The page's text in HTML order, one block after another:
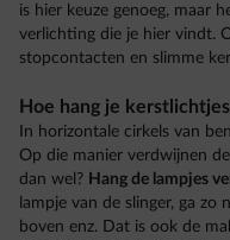
is hier keuze genoeg, maar
verlichting die je hier vindt.
stopcontacten en slimme
Hoe hang je
In horizontale cirkels van
Op die manier verdwijnen
dan wel? Hang de lampjes
lampje van de slinger, ga zo
boven enz. Dat is ook de